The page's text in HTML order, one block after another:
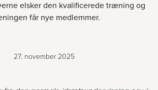
elsker den kvalificerede træning og
får nye medlemmer.
27. november 2025